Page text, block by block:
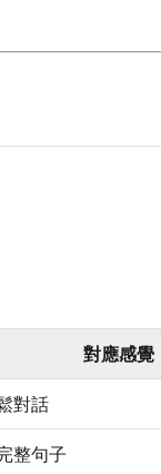
對應感覺
對話
整句子